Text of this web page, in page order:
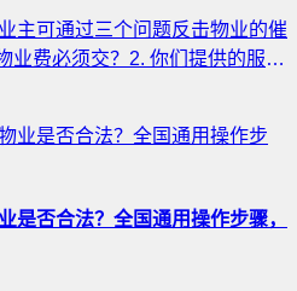
主可通过三个问题反击物业的催
业费必须交？2. 你们提供的服务
费，甚至可通过法律途径维护权
是否合法？全国通用操作步骤，